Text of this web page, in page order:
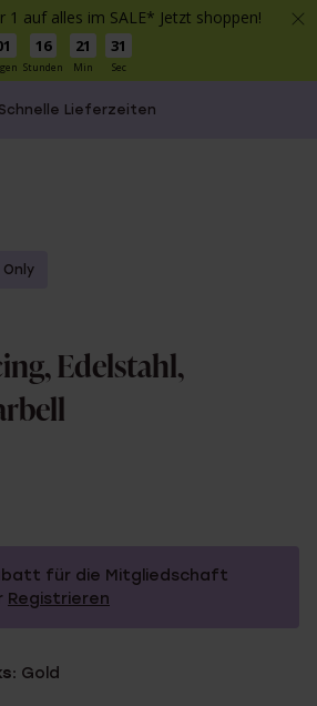
1 auf alles im SALE* Jetzt shoppen!
16
Stunden
21
Min
30
Sec
Schnelle Lieferzeiten
Only
Edelstahl,
für die Mitgliedschaft
Registrieren
Gold